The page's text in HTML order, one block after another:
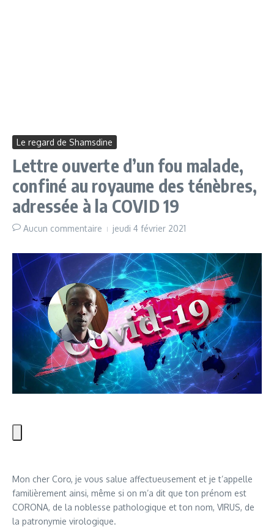
Le regard de Shamsdine
Lettre ouverte d’un fou malade,
confiné au royaume des ténèbres,
adressée à la COVID 19
Aucun commentaire jeudi 4 février 2021
Mon cher Coro, je vous salue affectueusement et je t’appelle
familièrement ainsi, même si on m’a dit que ton prénom est
CORONA, de la noblesse pathologique et ton nom, VIRUS, de
la patronymie virologique.